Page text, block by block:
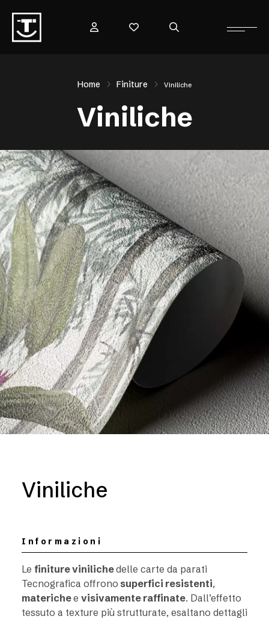
Home Finiture Viniliche
Viniliche
Viniliche
Informazioni
Le finiture vinilichedelle carte da parati
Tecnografica offrono superfici resistenti,
materichee visivamente raffinate. Dall’effetto
tessuto a texture più strutturate, esaltano dettagli